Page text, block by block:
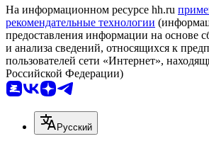
На информационном ресурсе hh.ru
рекомендательные технологии
предоставления информации на основе
и анализа сведений, относящихся к
пользователей сети «Интернет»,
Российской Федерации)
Русский